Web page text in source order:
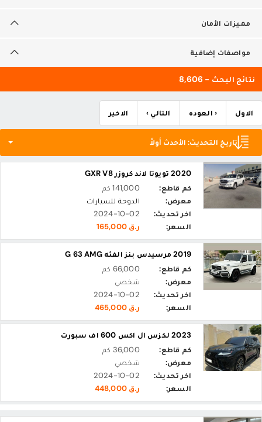
مميزات الأمان
مواصفات إضافية
نتائج البحث - 8,606
الاول ‹ العوده التالي › الاخير
تاريخ التحديث: الأحدث أولاً
2020 تويوتا لاند كروزر GXR V8
كم قاطع:
141,000 كم
معرض:
الدوحة للسيارات
اخر تحديث:
2024-10-02
السعر:
ر.ق 165,000
2019 مرسيدس بنز الفئه G 63 AMG
كم قاطع:
66,000 كم
معرض:
شخصي
اخر تحديث:
2024-10-02
السعر:
ر.ق 465,000
2023 لكزس ال اكس 600 اف سبورت
كم قاطع:
36,000 كم
معرض:
شخصي
اخر تحديث:
2024-10-02
السعر:
ر.ق 448,000